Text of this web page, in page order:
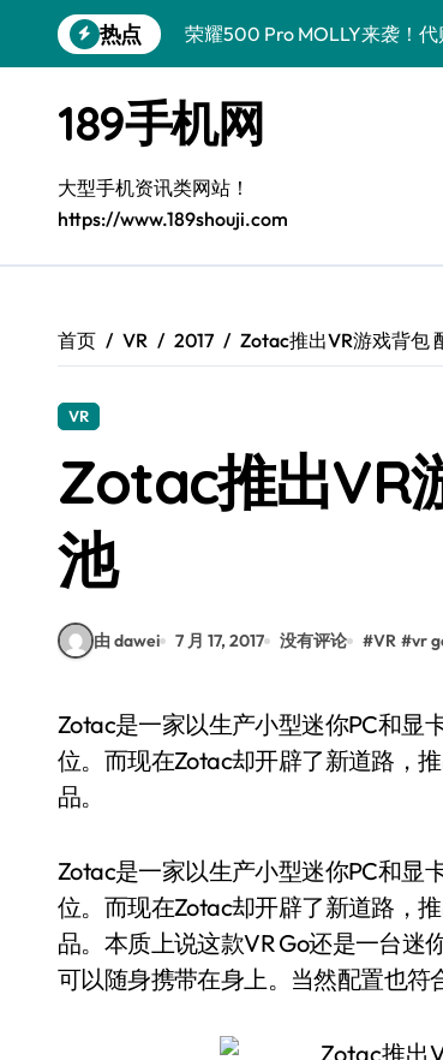
到
热点
荣耀500 Pro MOLLY来袭！
vivo S50 Pro mini来袭！小屏
OPPO Find X9 Pro代购揭秘
手机代购揭秘：REDMI K90超
OPPO Find X9抢先看！代购
三星Galaxy Z Fold7来袭！折
真我GT8 Pro新机速递！代购
189手机网
大型手机资讯类网站！
https://www.189shouji.com
首页 VR 2017 Zotac推出VR游戏背包
VR
Zotac推出VR
池
由 dawei 7 月 17, 2017 没有评论 #VR #vr
Zotac是一家以生产小型迷你PC和显卡为主的公司，而在这类产品中具有一定的用户群和市场地
位。而现在Zotac却开辟了新道路，
品。
Zotac是一家以生产小型迷你PC和显
位。而现在Zotac却开辟了新道路，
品。本质上说这款VR Go还是一台迷
可以随身携带在身上。当然配置也符